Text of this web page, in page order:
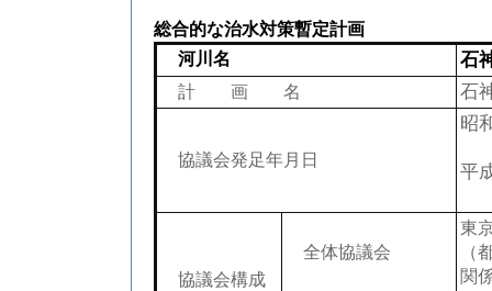
総合的な治水対策暫定計画
河川名
石
計 画 名 石
協議会発足年月日
昭
平
協議会構成
全体協議会
東
（
関